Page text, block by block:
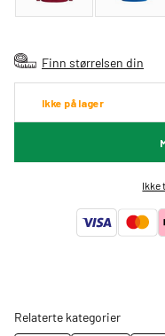
Finn størrelsen din
Ikke på lager
Ikke
Relaterte kategorier